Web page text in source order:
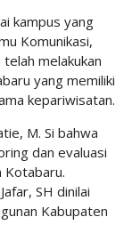
kampus yang
Komunikasi,
melakukan
yang memiliki
kepariwisatan.
M. Si bahwa
dan evaluasi
Kotabaru.
SH dinilai
Kabupaten